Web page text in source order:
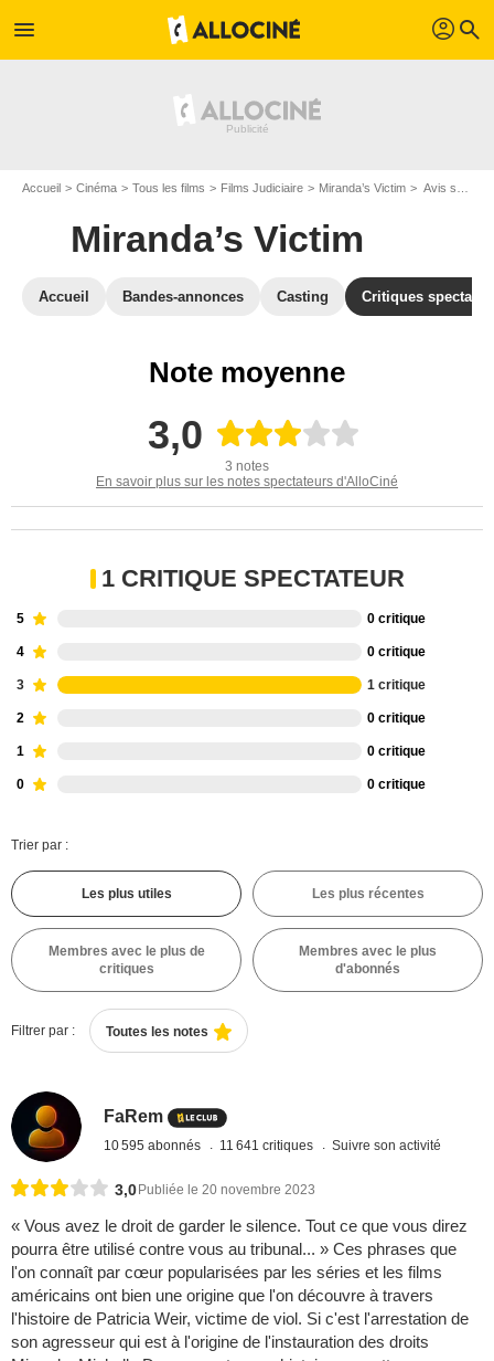
menu profil search
Accueil Cinéma Tous les films Films Judiciaire Miranda’s Victim Avis sur Miranda’s Victim
Miranda’s Victim
Accueil Bandes-annonces Casting Critiques
Note moyenne
3,0
3 notes
En savoir plus sur les notes spectateurs d'AlloCiné
1 CRITIQUE SPECTATEUR
5 0 critique
4 0 critique
3 1 critique
2 0 critique
1 0 critique
0 0 critique
Trier par :
Les plus utiles Les plus récentes
Membres avec le plus de
critiques
Membres avec le plus
d'abonnés
Filtrer par : Toutes les notes
FaRem
10 595 abonnés 11 641 critiques Suivre son activité
3,0 Publiée le 20 novembre 2023
« Vous avez le droit de garder le silence. Tout ce que vous direz
pourra être utilisé contre vous au tribunal... » Ces phrases que
l'on connaît par cœur popularisées par les séries et les films
américains ont bien une origine que l'on découvre à travers
l'histoire de Patricia Weir, victime de viol. Si c'est l'arrestation de
son agresseur qui est à l'origine de l'instauration des droits